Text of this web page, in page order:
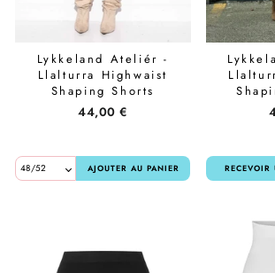
Lykkeland Ateliér -
Llalturra Highwaist
Shaping Shorts
L0823901F.214 - Taupe
44,00 €
AJOUTER AU PANIER